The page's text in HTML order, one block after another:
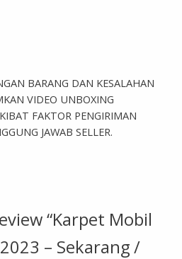
BARANG DAN KESALAHAN
VIDEO UNBOXING
FAKTOR PENGIRIMAN
JAWAB SELLER.
“Karpet Mobil
– Sekarang /